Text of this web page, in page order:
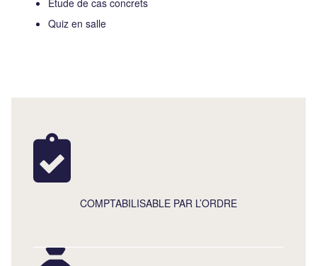
Quiz en salle
COMPTABILISABLE PAR L’ORDRE